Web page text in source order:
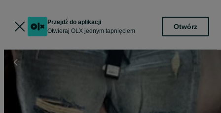
Przejdź do aplikacji
Otwieraj OLX jednym tapnięciem
Otwórz